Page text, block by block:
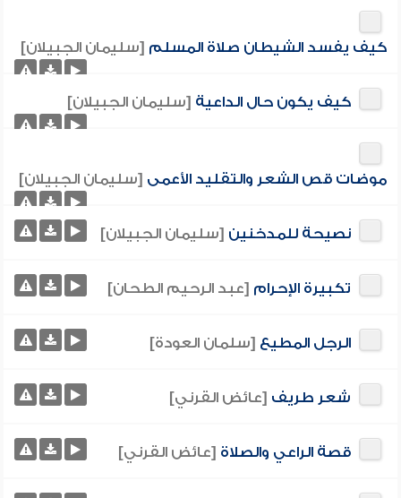
كيف يفسد الشيطان صلاة المسلم [سليمان الجبيلان]
كيف يكون حال الداعية [سليمان الجبيلان]
موضات قص الشعر والتقليد الأعمى [سليمان الجبيلان]
نصيحة للمدخنين [سليمان الجبيلان]
تكبيرة الإحرام [عبد الرحيم الطحان]
الرجل المطيع [سلمان العودة]
شعر طريف [عائض القرني]
قصة الراعي والصلاة [عائض القرني]